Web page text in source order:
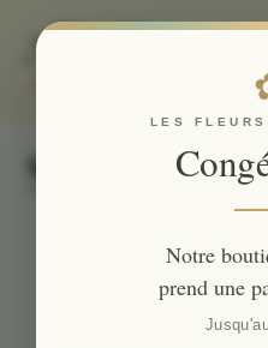
LES FLEURS
Notre
prend une
Sécurité
Le présent site,